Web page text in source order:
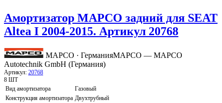
Амортизатор MAPCO задний для SEAT
Altea I 2004-2015. Артикул 20768
MAPCO · ГерманияMAPCO — MAPCO
Autotechnik GmbH (Германия)
Артикул: 20768
8 ШТ
Вид амортизатора
Газовый
Конструкция амортизатора Двухтрубный